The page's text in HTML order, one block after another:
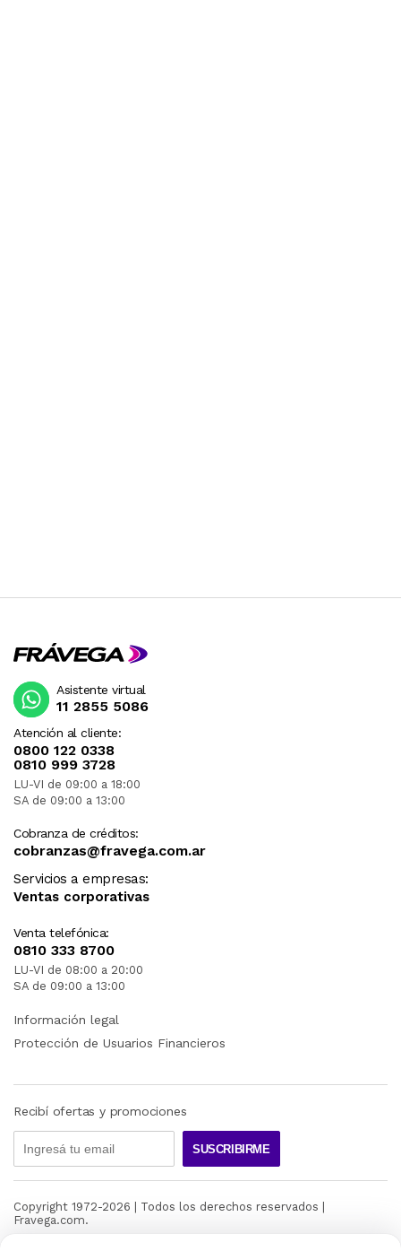
Atención al cliente:
0800 122 0338
0810 999 3728
LU-VI de 09:00 a 18:00
SA de 09:00 a 13:00
Cobranza de créditos:
cobranzas@fravega.com.ar
Servicios a empresas:
Ventas corporativas
Venta telefónica:
0810 333 8700
LU-VI de 08:00 a 20:00
SA de 09:00 a 13:00
Asistente virtual
11 2855 5086
Información legal
Protección de Usuarios Financieros
Recibí ofertas y promociones
SUSCRIBIRME
Copyright 1972-2026 | Todos los derechos reservados |
Fravega.com.